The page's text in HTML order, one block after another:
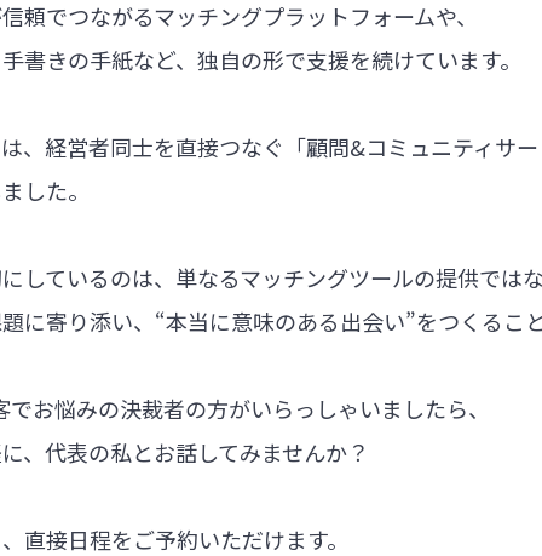
頼でつながるマッチングプラットフォームや、
書きの手紙など、独自の形で支援を続けています。
、経営者同士を直接つなぐ「顧問&コミュニティサ
した。
しているのは、単なるマッチングツールの提供では
に寄り添い、“本当に意味のある出会い”をつくるこ
お悩みの決裁者の方がいらっしゃいましたら、
、代表の私とお話してみませんか？
直接日程をご予約いただけます。